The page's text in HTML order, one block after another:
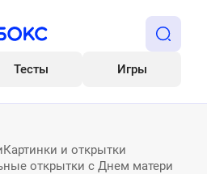
Тесты Игры
Картинки и открытки
открытки с Днем матери